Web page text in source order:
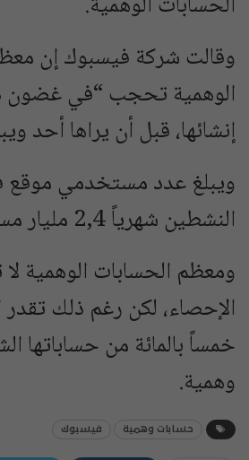
وقالت شركة فيسبوك إن
الوهمية تحجب “في غضون
إنشائها، قبل أن يراها أحد
ويبلغ عدد مستخدمي موقع
النشطين شهرياً 2,4 مليار مستخدماً.
ومعظم الحسابات الوهمية
الإحصاء، لكن رغم ذلك تقدر
خمساً بالمائة من حساباتها
وهمية.
حسابات وهمية فيسبوك